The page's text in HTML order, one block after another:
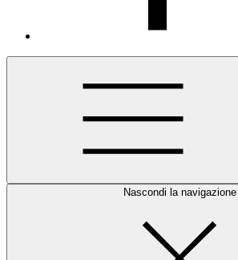
Nascondi la navigazione